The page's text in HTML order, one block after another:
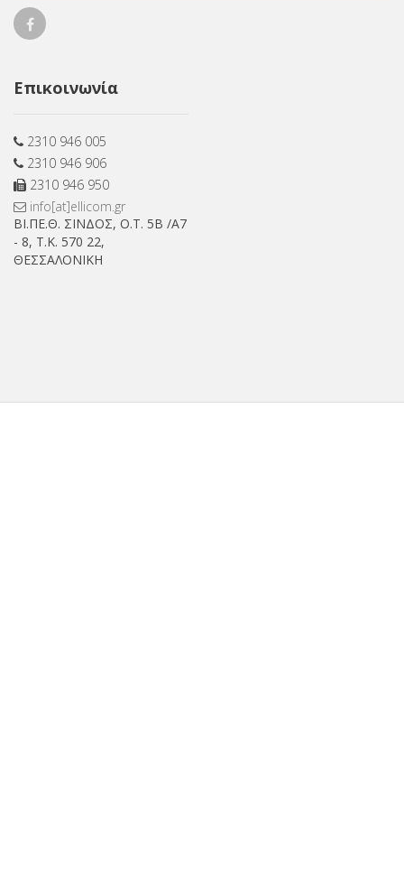
Ellicom
Facebook
Επικοινωνία
2310 946 005
2310 946 906
2310 946 950
info[at]ellicom.gr
ΒΙ.ΠΕ.Θ. ΣΙΝΔΟΣ, Ο.Τ. 5Β /Α7
- 8, Τ.Κ. 570 22,
ΘΕΣΣΑΛΟΝΙΚΗ